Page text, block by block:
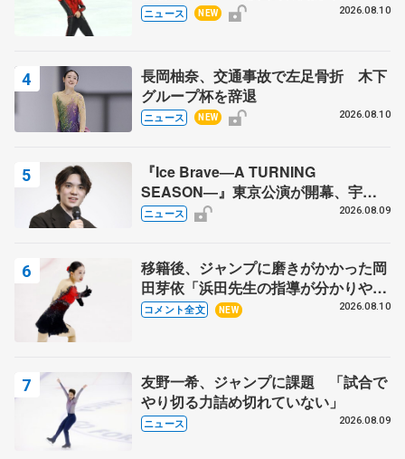
東サマートロフィー最終日
ニュース NEW 2026.08.10
長岡柚奈、交通事故で左足骨折 木下
グループ杯を辞退
ニュース NEW 2026.08.10
『Ice Brave―A TURNING
SEASON―』東京公演が開幕、宇野
昌磨の『Ice Brave』にかける思いを
ニュース 2026.08.09
移籍後、ジャンプに磨きがかかった岡
田芽依「浜田先生の指導が分かりやす
く、しっくりくる」 苦戦中のオンラ
コメント全文 NEW 2026.08.10
友野一希、ジャンプに課題 「試合で
やり切る力詰め切れていない」
ニュース 2026.08.09